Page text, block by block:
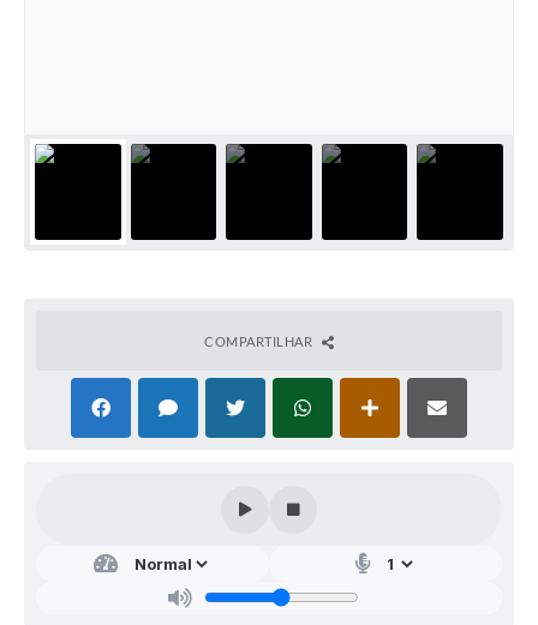
COMPARTILHAR